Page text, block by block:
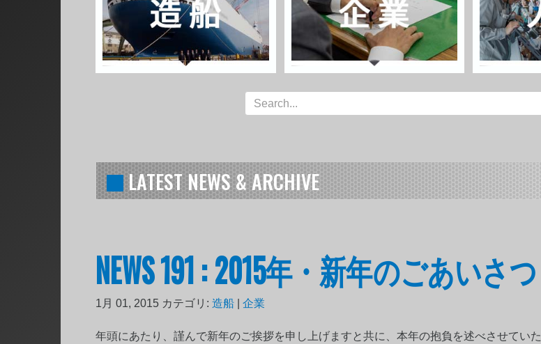
LATEST NEWS & ARCHIVE
NEWS 191 : 2015年・新年のごあいさつ
1月 01, 2015 カテゴリ:造船 |企業
年頭にあたり、謹んで新年のご挨拶を申し上げますと共に、本年の抱負を述べさせていた